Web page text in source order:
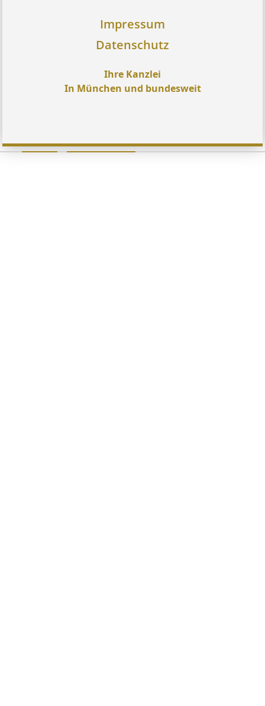
Impressum
Datenschutz
Ihre Kanzlei
In München und bundesweit